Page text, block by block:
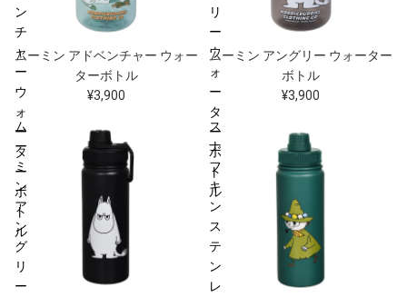
ン
チ
ャ
ー
ウ
ォ
ー
タ
ー
ボ
ト
ル
ムーミン アドベンチャー ウォー
ターボトル
¥3,900
リ
ー
ウ
ォ
ー
タ
ー
ボ
ト
ル
ムーミン アングリー ウォーター
ボトル
¥3,900
ム
ー
ミ
ン
ア
ン
グ
リ
ー
ス
ナ
フ
キ
ン
ス
テ
ン
レ